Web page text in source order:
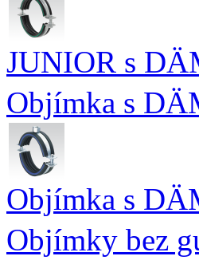
JUNIOR s
Objímka s
Objímka s
Objímky bez